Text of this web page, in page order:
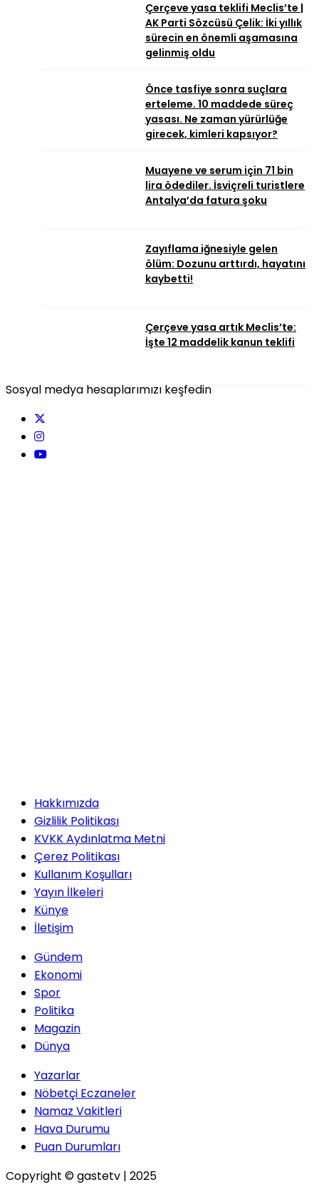
Çerçeve yasa teklifi Meclis’te |
AK Parti Sözcüsü Çelik: İki yıllık
sürecin en önemli aşamasına
gelinmiş oldu
Önce tasfiye sonra suçlara
erteleme. 10 maddede süreç
yasası. Ne zaman yürürlüğe
girecek, kimleri kapsıyor?
Muayene ve serum için 71 bin
lira ödediler. İsviçreli turistlere
Antalya’da fatura şoku
Zayıflama iğnesiyle gelen
ölüm: Dozunu arttırdı, hayatını
kaybetti!
Çerçeve yasa artık Meclis’te:
İşte 12 maddelik kanun teklifi
Sosyal medya hesaplarımızı keşfedin
Hakkımızda
Gizlilik Politikası
KVKK Aydınlatma Metni
Çerez Politikası
Kullanım Koşulları
Yayın İlkeleri
Künye
İletişim
Gündem
Ekonomi
Spor
Politika
Magazin
Dünya
Yazarlar
Nöbetçi Eczaneler
Namaz Vakitleri
Hava Durumu
Puan Durumları
Copyright © gastetv | 2025